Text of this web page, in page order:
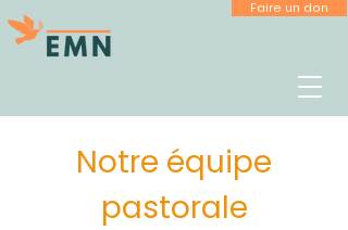
Faire un don
Notre équipe
pastorale